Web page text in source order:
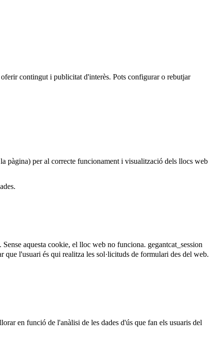
contingut i publicitat d'interès. Pots configurar o rebutjar
pàgina) per al correcte funcionament i visualització dels llocs web
aquesta cookie, el lloc web no funciona. gegantcat_session
l'usuari és qui realitza les sol·licituds de formulari des del web.
en funció de l'anàlisi de les dades d'ús que fan els usuaris del